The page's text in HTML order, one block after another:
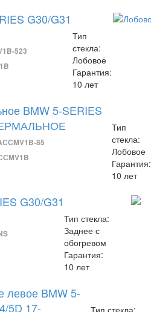
G30/G31
523
Тип
стекла:
Лобовое
Гарантия:
10 лет
BMW 5-SERIES
85
Тип
стекла:
Лобовое
Гарантия:
10 лет
G30/G31
Тип стекла:
Заднее с
обогревом
Гарантия:
10 лет
левое BMW 5-
5D 17-